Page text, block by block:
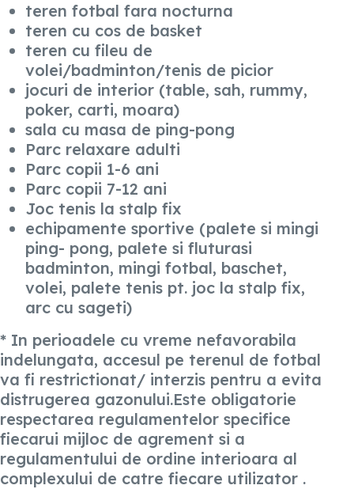
teren fotbal fara nocturna
teren cu cos de basket
teren cu fileu de
volei/badminton/tenis de picior
jocuri de interior (table, sah, rummy,
poker, carti, moara)
sala cu masa de ping-pong
Parc relaxare adulti
Parc copii 1-6 ani
Parc copii 7-12 ani
Joc tenis la stalp fix
echipamente sportive (palete si mingi
ping- pong, palete si fluturasi
badminton, mingi fotbal, baschet,
volei, palete tenis pt. joc la stalp fix,
arc cu sageti)
* In perioadele cu vreme nefavorabila
indelungata, accesul pe terenul de fotbal
va fi restrictionat/ interzis pentru a evita
distrugerea gazonului.Este obligatorie
respectarea regulamentelor specifice
fiecarui mijloc de agrement si a
regulamentului de ordine interioara al
complexului de catre fiecare utilizator .